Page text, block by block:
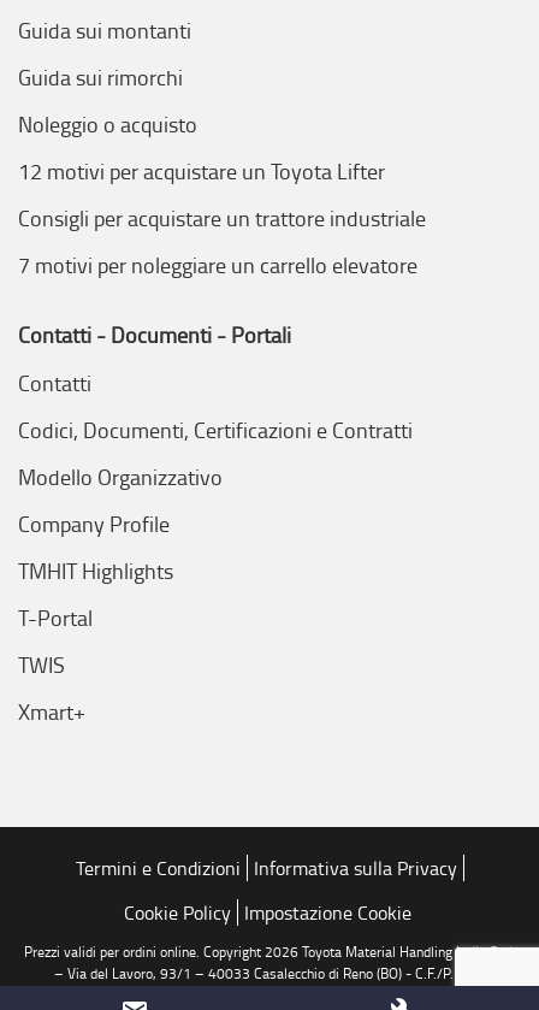
Guida sui montanti
Guida sui rimorchi
Noleggio o acquisto
12 motivi per acquistare un Toyota Lifter
Consigli per acquistare un trattore industriale
7 motivi per noleggiare un carrello elevatore
Contatti - Documenti - Portali
Contatti
Codici, Documenti, Certificazioni e Contratti
Modello Organizzativo
Company Profile
TMHIT Highlights
T-Portal
TWIS
Xmart+
Termini e Condizioni Informativa sulla Privacy
Cookie Policy Impostazione Cookie
Prezzi validi per ordini online. Copyright 2026 Toyota Material Handling Italia S.r.l.
– Via del Lavoro, 93/1 – 40033 Casalecchio di Reno (BO) - C.F./P.I./R.I.
04208060378 - R.E.A. 0354258 BO - Numero Verde: 800 688 776